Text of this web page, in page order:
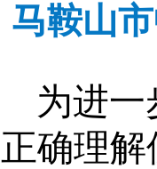
马鞍山
为进
正确理